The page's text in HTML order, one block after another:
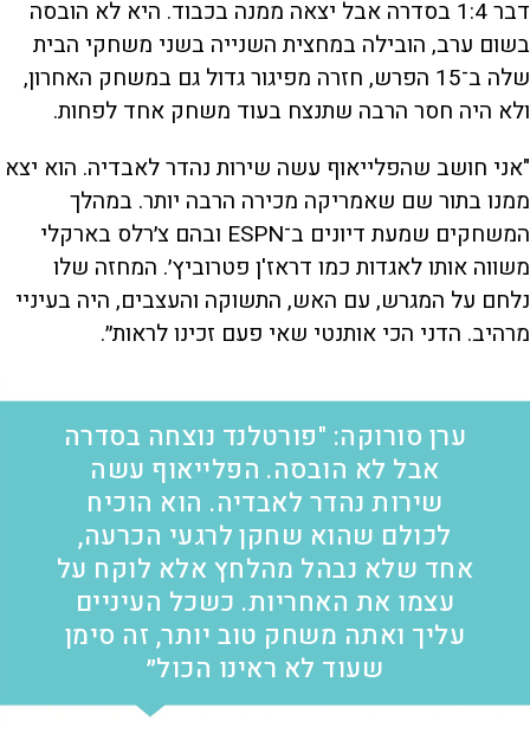
דבר 1:4 בסדרה אבל יצאה ממנה בכבוד. היא לא הובסה
בשום ערב, הובילה במחצית השנייה בשני משחקי הבית
שלה ב־15 הפרש, חזרה מפיגור גדול גם במשחק האחרון,
ולא היה חסר הרבה שתנצח בעוד משחק אחד לפחות.
"אני חושב שהפלייאוף עשה שירות נהדר לאבדיה. הוא יצא
ממנו בתור שם שאמריקה מכירה הרבה יותר. במהלך
המשחקים שמעת דיונים ב־ESPN ובהם צ׳רלס בארקלי
משווה אותו לאגדות כמו דראז'ן פטרוביץ׳. המחזה שלו
נלחם על המגרש, עם האש, התשוקה והעצבים, היה בעיניי
מרהיב. הדני הכי אותנטי שאי פעם זכינו לראות״.
ערן סורוקה: "פורטלנד נוצחה בסדרה
אבל לא הובסה. הפלייאוף עשה
שירות נהדר לאבדיה. הוא הוכיח
לכולם שהוא שחקן לרגעי הכרעה,
אחד שלא נבהל מהלחץ אלא לוקח על
עצמו את האחריות. כשכל העיניים
עליך ואתה משחק טוב יותר, זה סימן
שעוד לא ראינו הכול״